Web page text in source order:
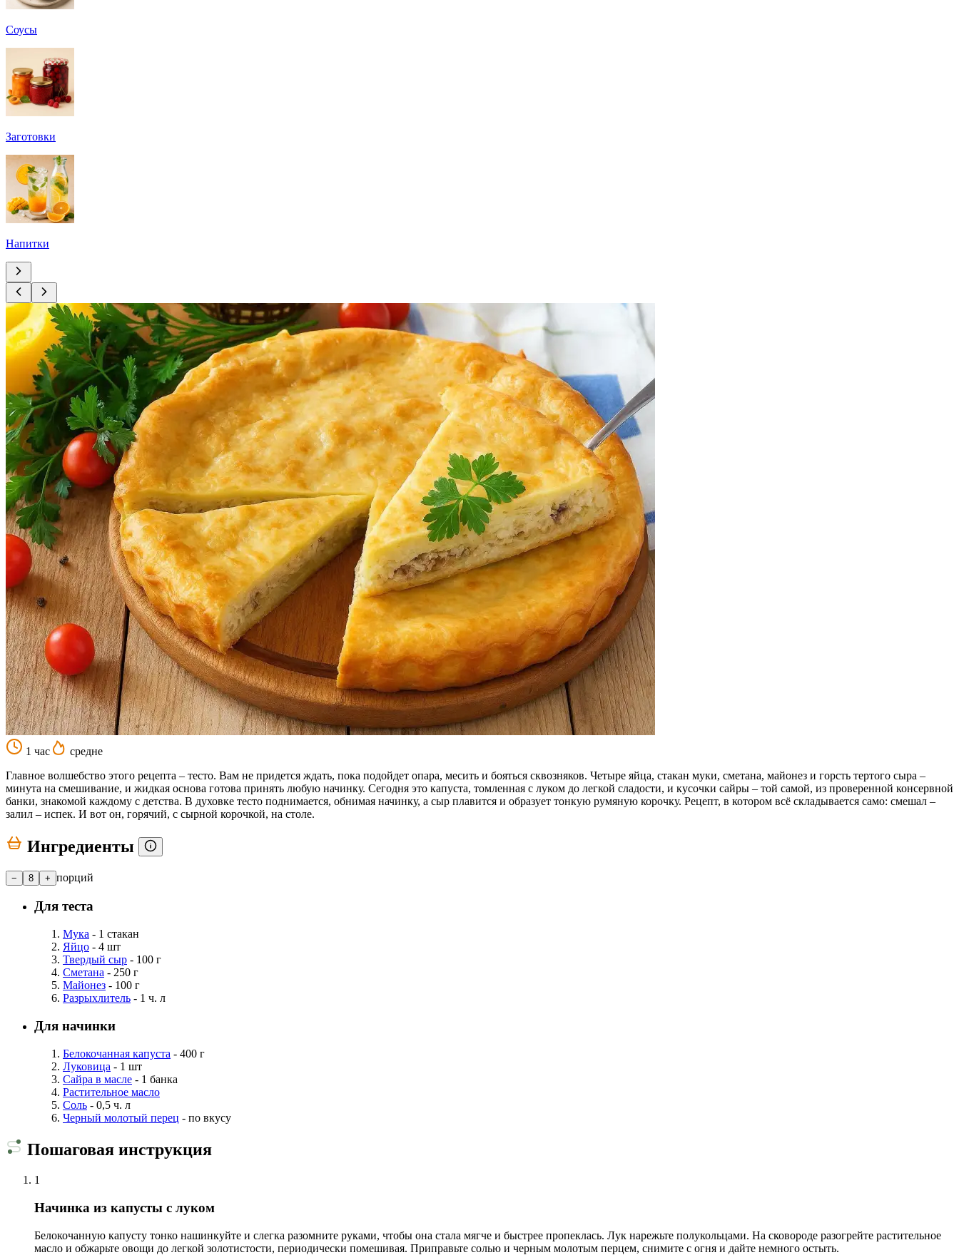
Соусы
Заготовки
Напитки
1 час
средне
Главное волшебство этого рецепта – тесто. Вам не придется ждать, пока подойдет опара, месить и бояться сквозняков. Четыре яйца, стакан муки, сметана, майонез и горсть тертого сыра –
минута на смешивание, и жидкая основа готова принять любую начинку. Сегодня это капуста, томленная с луком до легкой сладости, и кусочки сайры – той самой, из проверенной консервной
банки, знакомой каждому с детства. В духовке тесто поднимается, обнимая начинку, а сыр плавится и образует тонкую румяную корочку. Рецепт, в котором всё складывается само: смешал –
залил – испек. И вот он, горячий, с сырной корочкой, на столе.
Ингредиенты
− 8 + порций
Для теста
Мука - 1 стакан
Яйцо - 4 шт
Твердый сыр - 100 г
Сметана - 250 г
Майонез - 100 г
Разрыхлитель - 1 ч. л
Для начинки
Белокочанная капуста - 400 г
Луковица - 1 шт
Сайра в масле - 1 банка
Растительное масло
Соль - 0,5 ч. л
Черный молотый перец - по вкусу
Пошаговая инструкция
1
Начинка из капусты с луком
Белокочанную капусту тонко нашинкуйте и слегка разомните руками, чтобы она стала мягче и быстрее пропеклась. Лук нарежьте полукольцами. На сковороде разогрейте растительное
масло и обжарьте овощи до легкой золотистости, периодически помешивая. Приправьте солью и черным молотым перцем, снимите с огня и дайте немного остыть.